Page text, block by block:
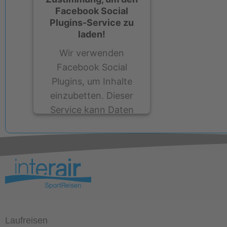
Facebook Social
Plugins-Service zu
laden!
Wir verwenden
Facebook Social
Plugins, um Inhalte
einzubetten. Dieser
Service kann Daten
sammeln. Bitte lesen
Sie die Details durch
und stimmen Sie der
Nutzung des Service
Laufreisen